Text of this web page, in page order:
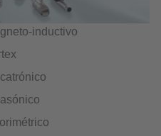
inductivo